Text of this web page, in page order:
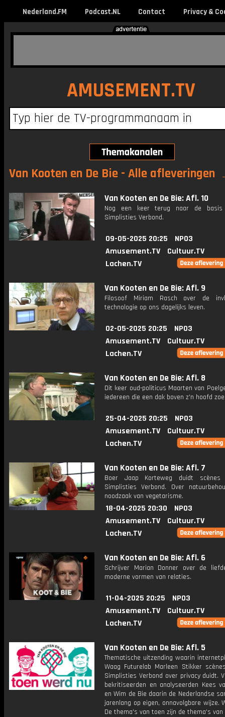
Nederland.FM Podcast.NL Contact Privacy &
AMUSEMENT.TV
Van Kooten en De Bie - Alle afleveringen
Van Kooten en De Bie: Afl. 10
Nog een keer terug naar de
Simplisties Verbond.
09-05-2025 20:25
NPO3
Amusement.TV
Cultuur.TV
Lachen.TV
Van Kooten en De Bie: Afl. 9
Filosoof Miriam Rasch over de
technologie op ons dagelijks leven.
02-05-2025 20:25
NPO3
Amusement.TV
Cultuur.TV
Lachen.TV
Van Kooten en De Bie: Afl. 8
Dit keer oud-politicus Maarten van
iedereen die een dak boven z'n hoofd
25-04-2025 20:25
NPO3
Amusement.TV
Cultuur.TV
Lachen.TV
Van Kooten en De Bie: Afl. 7
Boer Jaap Korteweg duidt
Simplisties Verbond. Over
noodzaak van vegetarisme.
18-04-2025 20:30
NPO3
Amusement.TV
Cultuur.TV
Lachen.TV
Van Kooten en De Bie: Afl. 6
Schrijver Marian Donner over de
moderne vormen van relaties.
11-04-2025 20:25
NPO3
Amusement.TV
Cultuur.TV
Lachen.TV
Van Kooten en De Bie: Afl. 5
Thematische uitzending waarin
Waag Futurelab Marleen Stikker
Simplisties Verbond over privacy duidt.
bekritiseerden en analyseerden Kees
en Wim de Bie daarin de Nederlandse
jarenlang op eigen, onnavolgbare wijze.
De thema's van toen zijn de thema's van